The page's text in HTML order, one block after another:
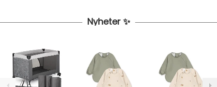
Nyheter ✨